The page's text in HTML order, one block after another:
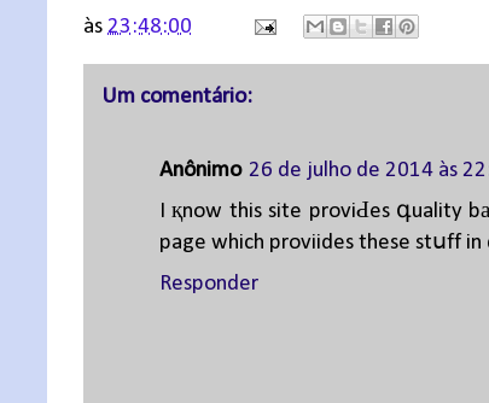
às 23:48:00
Um comentário:
Anônimo 26 de julho de 2014 às
I қnow this site proviԀes գuality
page which proviides these stսff in
Responder